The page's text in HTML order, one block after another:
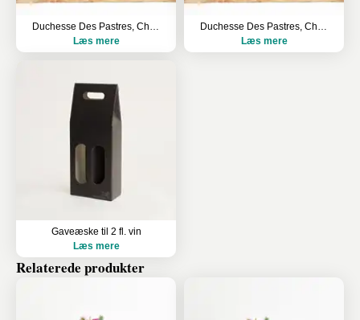
Duchesse Des Pastres, Chardonnay, HVE
Læs mere
Duchesse Des Pastres, Chardonnay, HVE
Læs mere
Gaveæske til 2 fl. vin
Læs mere
Relaterede produkter